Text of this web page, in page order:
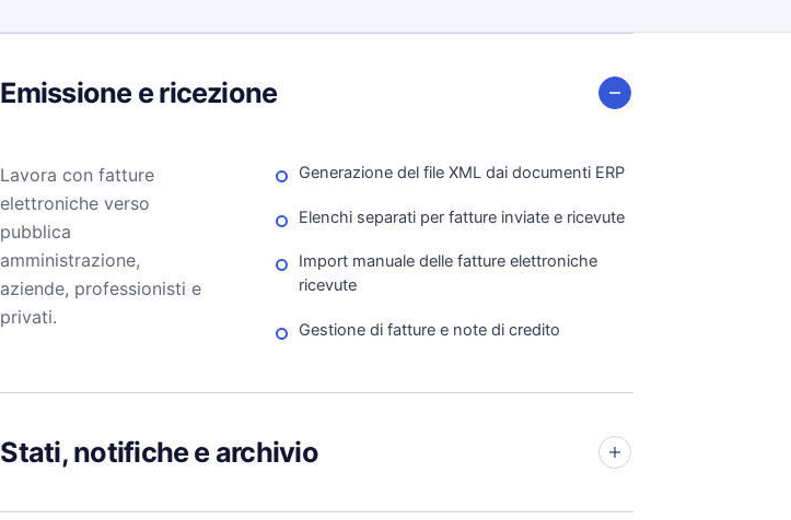
Emissione e ricezione
Lavora con fatture
elettroniche verso
pubblica
amministrazione,
aziende, professionisti e
privati.
Generazione del file XML dai documenti ERP
Elenchi separati per fatture inviate e ricevute
Import manuale delle fatture elettroniche
ricevute
Gestione di fatture e note di credito
Stati, notifiche e archivio